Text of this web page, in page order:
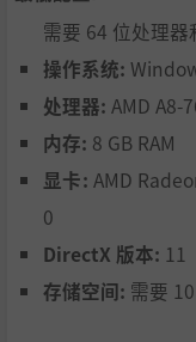
◆以“魔界”为舞台
主角皮萨罗展开旅程
例如以点心构成的
在各式各样不可思议
同时魔界会随着时
的怪物和原野上的机
有部分怪物与地点
所以每每到访原野
◆超过500种个性迥
需要 64 位处理器
操作系统:
处理器: AMD A8-
内存: 8 GB RAM
显卡: AMD
0
DirectX 版本: 11
存储空间: 需要